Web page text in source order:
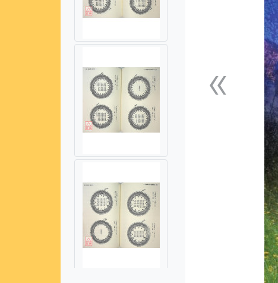
«上一張